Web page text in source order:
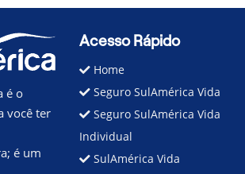
é o
você ter
é um
Acesso Rápido
Home
Seguro SulAmérica Vida
Seguro SulAmérica Vida
Individual
SulAmérica Vida